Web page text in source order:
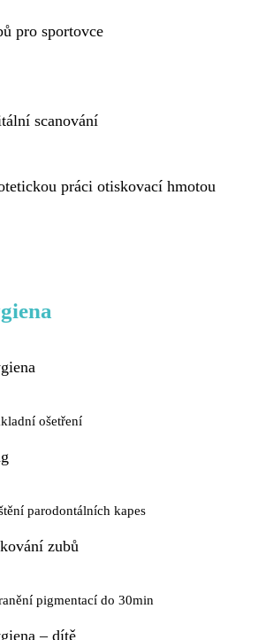
pro sportovce
scanování
práci otiskovací hmotou
ošetření
parodontálních kapes
zubů
pigmentací do 30min
– dítě